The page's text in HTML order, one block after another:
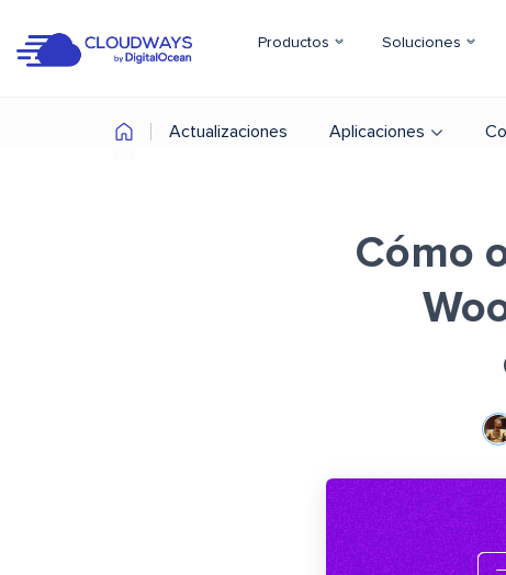
Productos Soluciones
Actualizaciones Aplicaciones
Cómo